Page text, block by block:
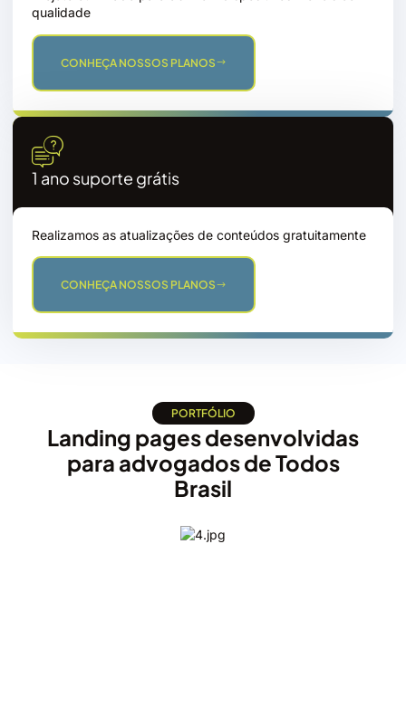
qualidade
CONHEÇA NOSSOS PLANOS
1 ano suporte grátis
Realizamos as atualizações de conteúdos gratuitamente
CONHEÇA NOSSOS PLANOS
PORTFÓLIO
Landing pages desenvolvidas
para advogados de Todos
Brasil